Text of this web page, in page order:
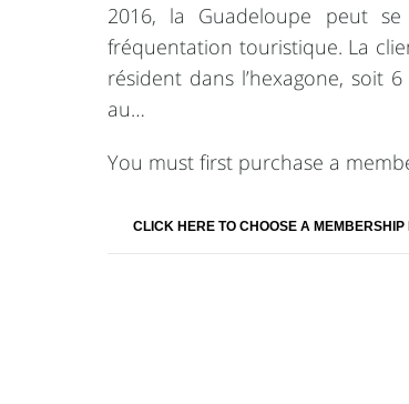
2016, la Guadeloupe peut
fréquentation touristique. La
résident dans l’hexagone, soit
au…
You must first purchase a
CLICK HERE TO CHOOSE A MEMBERSHIP